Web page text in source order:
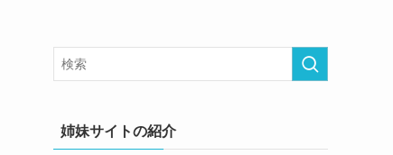
姉妹サイトの紹介